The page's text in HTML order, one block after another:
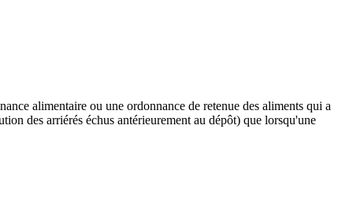
alimentaire ou une ordonnance de retenue des aliments qui a
des arriérés échus antérieurement au dépôt) que lorsqu'une